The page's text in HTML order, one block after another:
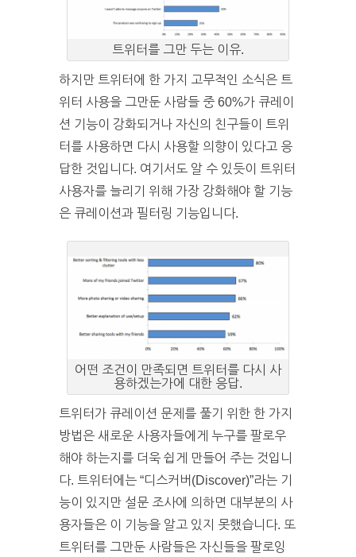
트위터를 그만 두는 이유.
하지만 트위터에 한 가지 고무적인 소식은 트
위터 사용을 그만둔 사람들 중 60%가 큐레이
션 기능이 강화되거나 자신의 친구들이 트위
터를 사용하면 다시 사용할 의향이 있다고 응
답한 것입니다. 여기서도 알 수 있듯이 트위터
사용자를 늘리기 위해 가장 강화해야 할 기능
은 큐레이션과 필터링 기능입니다.
어떤 조건이 만족되면 트위터를 다시 사
용하겠는가에 대한 응답.
트위터가 큐레이션 문제를 풀기 위한 한 가지
방법은 새로운 사용자들에게 누구를 팔로우
해야 하는지를 더욱 쉽게 만들어 주는 것입니
다. 트위터에는 “디스커버(Discover)”라는 기
능이 있지만 설문 조사에 의하면 대부분의 사
용자들은 이 기능을 알고 있지 못했습니다. 또
트위터를 그만둔 사람들은 자신들을 팔로잉